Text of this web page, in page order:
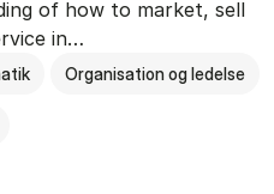
of how to market, sell
in…
Organisation og ledelse